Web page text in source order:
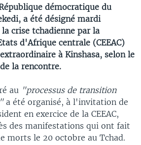
démocratique du
a été désigné mardi
crise tchadienne par la
d'Afrique centrale (CEEAC)
à Kinshasa, selon le
la rencontre.
au "processus de transition
a été organisé, à l'invitation de
en exercice de la CEEAC,
des manifestations qui ont fait
morts le 20 octobre au Tchad.